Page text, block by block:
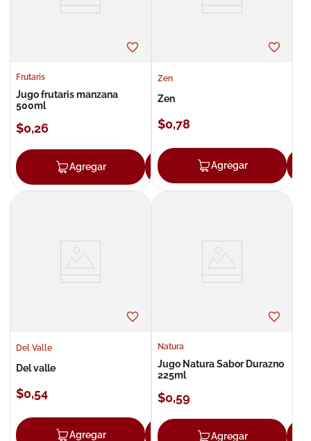
Frutaris
Jugo frutaris manzana
500ml
$0,26
Agregar Agregar
Zen
Zen
$0,78
Agregar
Del Valle
Del valle
$0,54
Agregar Agregar
Natura
Jugo Natura Sabor Durazno
225ml
$0,59
Agregar